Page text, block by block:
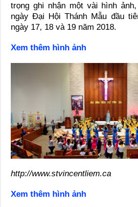
trọng ghi nhận một vài hình
ngày Đại Hội Thánh Mẫu đầu
ngày 17, 18 và 19 năm 2018.
Xem thêm hình ảnh
http://www.stvincentliem.ca
Xem thêm hình ảnh